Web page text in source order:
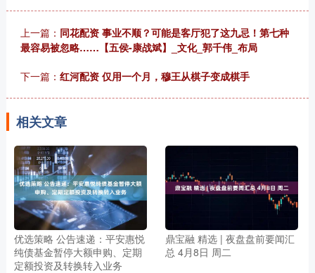
上一篇： 同花配资 事业不顺？可能是客厅犯了这九忌！第七种
最容易被忽略……【五侯-康战斌】_文化_郭千伟_布局
下一篇： 红河配资 仅用一个月，穆王从棋子变成棋手
相关文章
优选策略 公告速递：平安惠悦
纯债基金暂停大额申购、定期
定额投资及转换转入业务
鼎宝融 精选 | 夜盘盘前要闻汇
总 4月8日 周二